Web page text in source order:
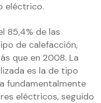
eléctrico.
85,4% de las
de calefacción,
que en 2008. La
es la de tipo
fundamentalmente
eléctricos, seguido